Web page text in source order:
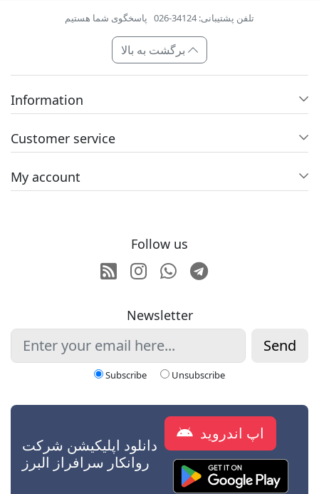
تلفن پشتیبانی: 34124-026 پاسخگوی شما هستیم
Information
Customer service
My account
Follow us
RSSInstagram
Whatsapp
Telegram
Newsletter
Send
Subscribe Unsubscribe
دانلود اپلیکیشن شرکت
روانکار سرافراز البرز
اپ اندروید